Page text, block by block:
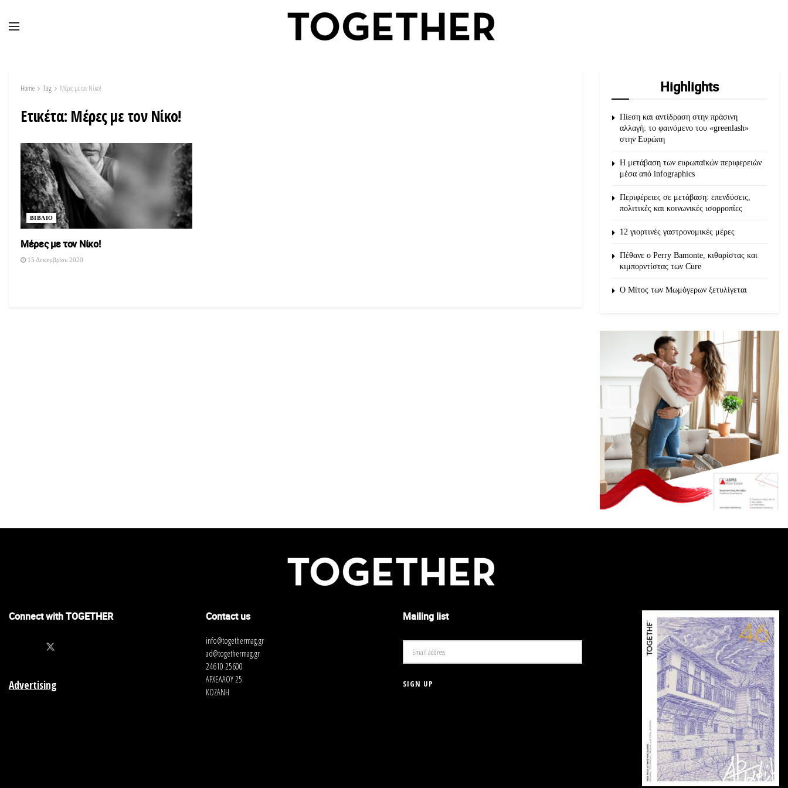
Home Tag Μέρες με τον Νίκο!
Ετικέτα: Μέρες με τον Νίκο!
ΒΙΒΛΙΟ
Μέρες με τον Νίκο!
15 Δεκεμβρίου 2020
Highlights
Πίεση και αντίδραση στην πράσινη
αλλαγή: το φαινόμενο του «greenlash»
στην Ευρώπη
Η μετάβαση των ευρωπαϊκών περιφερειών
μέσα από infographics
Περιφέρειες σε μετάβαση: επενδύσεις,
πολιτικές και κοινωνικές ισορροπίες
12 γιορτινές γαστρονομικές μέρες
Πέθανε ο Perry Bamonte, κιθαρίστας και
κιμπορντίστας των Cure
O Μίτος των Μωμόγερων ξετυλίγεται
Connect with TOGETHER
Advertising
Contact us
info@togethermag.gr
ad@togethermag.gr
24610 25600
ΑΡΧΕΛΑΟΥ 25
ΚΟΖΑΝΗ
Mailing list